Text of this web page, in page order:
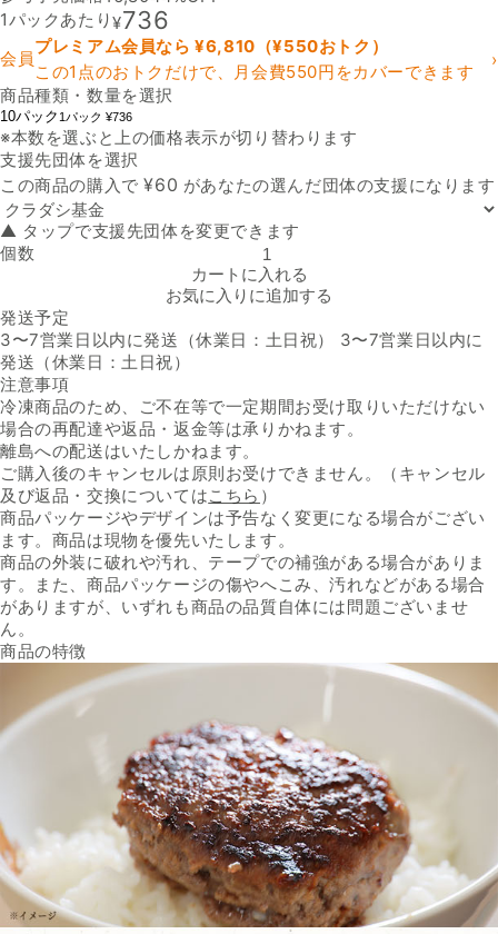
1パックあたり¥736
会員
プレミアム会員なら ¥6,810 （¥550おトク）
この1点のおトクだけで、月会費550円をカバーできます
›
商品種類・数量を選択
10パック 1パック ¥736
※本数を選ぶと上の価格表示が切り替わります
支援先団体を選択
この商品の購入で¥60 があなたの選んだ団体の支援になります
支援先団体
▲ タップで支援先団体を変更できます
個数「黒毛和牛ハンバーグ 45g×3枚」の数量を減らす
カートに入れる
お気に入りに追加する
発送予定
3〜7営業日以内に発送（休業日：土日祝） 3〜7営業日以内に
発送（休業日：土日祝）
注意事項
冷凍商品のため、ご不在等で一定期間お受け取りいただけない
場合の再配達や返品・返金等は承りかねます。
離島への配送はいたしかねます。
ご購入後のキャンセルは原則お受けできません。（キャンセル
及び返品・交換についてはこちら ）
商品パッケージやデザインは予告なく変更になる場合がござい
ます。商品は現物を優先いたします。
商品の外装に破れや汚れ、テープでの補強がある場合がありま
す。また、商品パッケージの傷やへこみ、汚れなどがある場合
がありますが、いずれも商品の品質自体には問題ございませ
ん。
商品の特徴